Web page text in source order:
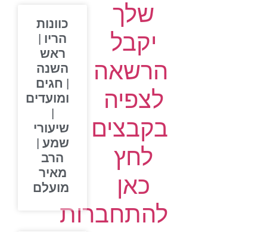
שלך
יקבל
הרשאה
לצפיה
בקבצים
לחץ
כאן
להתחברות
כוונות
הריו |
ראש
השנה
| חגים
ומועדים
שיעורי
שמע |
הרב
מאיר
מועלם